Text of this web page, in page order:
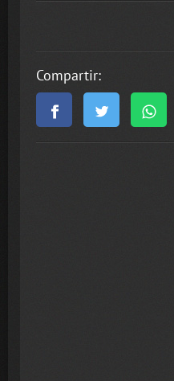
Compartir: